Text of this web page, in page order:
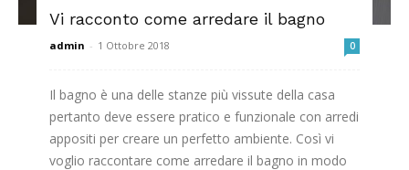
Vi racconto come arredare il bagno
admin - 1 Ottobre 2018 0
Il bagno è una delle stanze più vissute della casa
pertanto deve essere pratico e funzionale con arredi
appositi per creare un perfetto ambiente. Così vi
voglio raccontare come arredare il bagno in modo